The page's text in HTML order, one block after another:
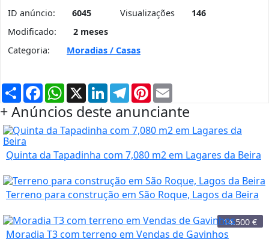
ID anúncio: 6045 Visualizações
146
Modificado:
2 meses
Categoria:
Moradias / Casas
PartilharFacebookWhatsApp
X LinkedInTelegram
Pinterest
+ Anúncios deste anunciante
Quinta da Tapadinha com 7,080 m2 em Lagares da Beira
14.500 €
Terreno para construção em São Roque, Lagos da Beira
Moradia T3 com terreno em Vendas de Gavinhos